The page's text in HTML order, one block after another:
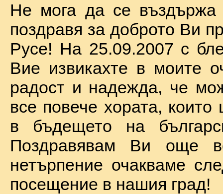
Не мога да се
поздравя за доброто Ви
Русе! На 25.09.2007 с
Вие извикахте в моите
радост и надежда, че
все повече хората, които
в бъдещето на
Поздравявам Ви още
нетърпение очакваме
посещение в нашия град!